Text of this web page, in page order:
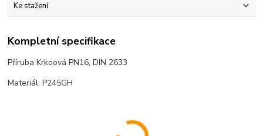
Ke stažení
Kompletní specifikace
Příruba Krkoová PN16, DIN 2633
Materiál: P245GH